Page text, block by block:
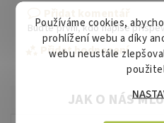
Buďte první, kdo napíše
Přidat hodnocení
Používáme cookies,
prohlížení webu a díky
webu neustále